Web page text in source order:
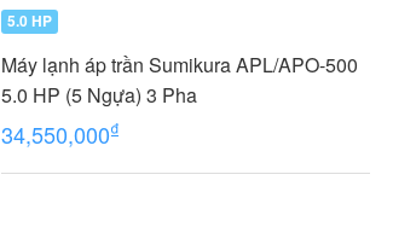
5.0 HP
Máy lạnh áp trần Sumikura APL/APO-500
5.0 HP (5 Ngựa) 3 Pha
34,550,000₫